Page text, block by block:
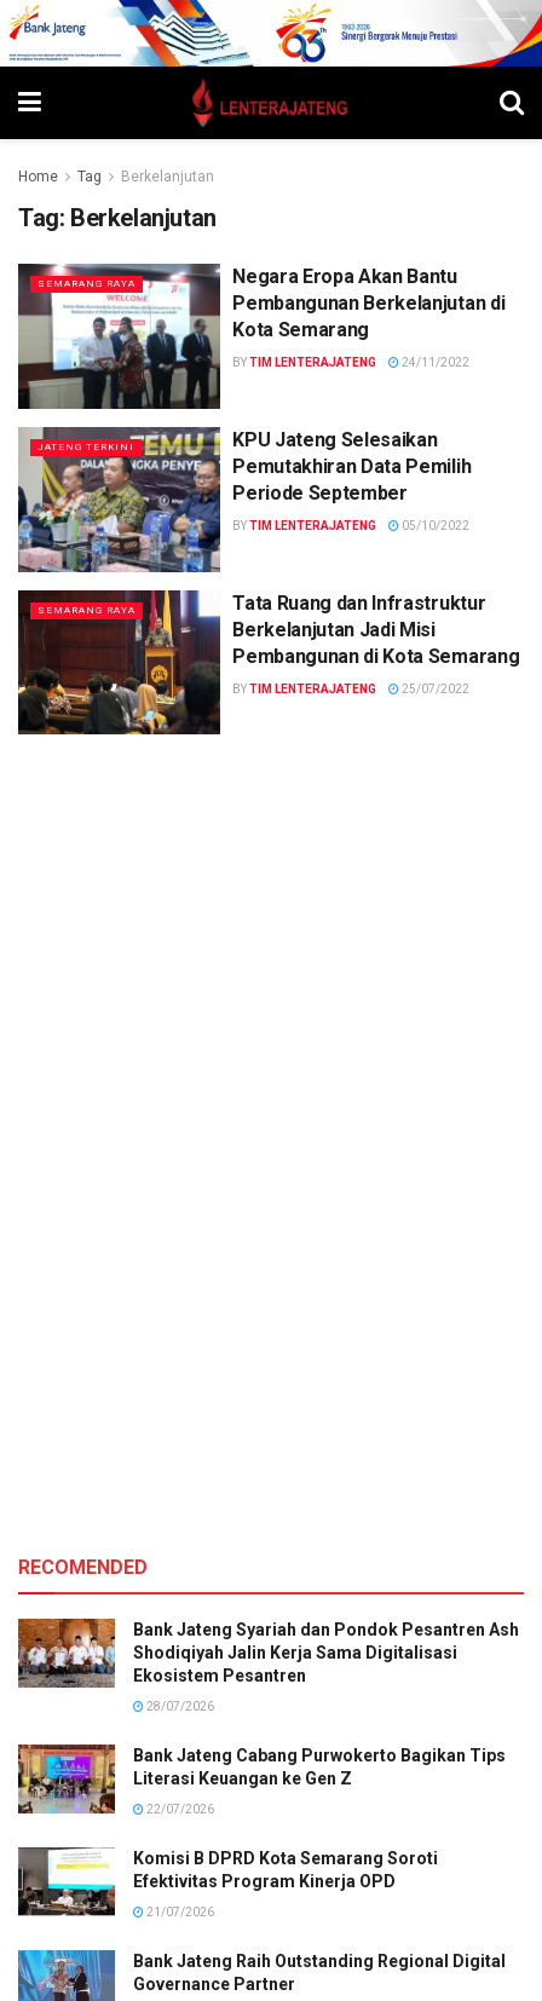
Home Tag Berkelanjutan
Tag: Berkelanjutan
SEMARANG RAYA
Negara Eropa Akan Bantu
Pembangunan Berkelanjutan di
Kota Semarang
BYTIM LENTERAJATENG 24/11/2022
JATENG TERKINI
KPU Jateng Selesaikan
Pemutakhiran Data Pemilih
Periode September
BYTIM LENTERAJATENG 05/10/2022
SEMARANG RAYA
Tata Ruang dan Infrastruktur
Berkelanjutan Jadi Misi
Pembangunan di Kota Semarang
BYTIM LENTERAJATENG 25/07/2022
RECOMENDED
Bank Jateng Syariah dan Pondok Pesantren Ash
Shodiqiyah Jalin Kerja Sama Digitalisasi
Ekosistem Pesantren
28/07/2026
Bank Jateng Cabang Purwokerto Bagikan Tips
Literasi Keuangan ke Gen Z
22/07/2026
Komisi B DPRD Kota Semarang Soroti
Efektivitas Program Kinerja OPD
21/07/2026
Bank Jateng Raih Outstanding Regional Digital
Governance Partner